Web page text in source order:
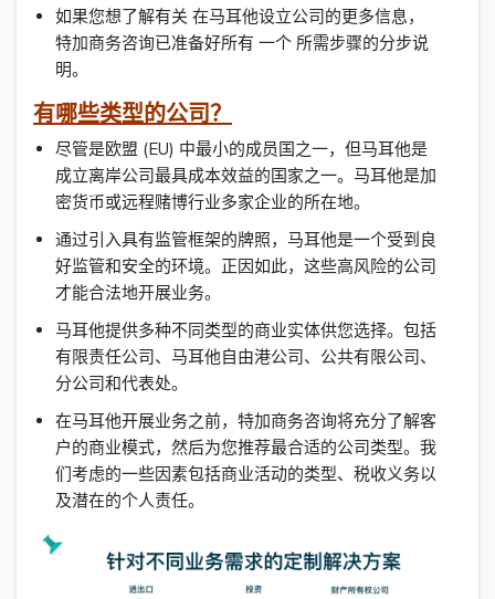
如果您想了解有关 在马耳他设立公司的更多信息，
特加商务咨询已准备好所有 一个 所需步骤的分步说
明。
有哪些类型的公司？
尽管是欧盟 (EU) 中最小的成员国之一，但马耳他是
成立离岸公司最具成本效益的国家之一。马耳他是加
密货币或远程赌博行业多家企业的所在地。
通过引入具有监管框架的牌照，马耳他是一个受到良
好监管和安全的环境。正因如此，这些高风险的公司
才能合法地开展业务。
马耳他提供多种不同类型的商业实体供您选择。包括
有限责任公司、马耳他自由港公司、公共有限公司、
分公司和代表处。
在马耳他开展业务之前，特加商务咨询将充分了解客
户的商业模式，然后为您推荐最合适的公司类型。我
们考虑的一些因素包括商业活动的类型、税收义务以
及潜在的个人责任。